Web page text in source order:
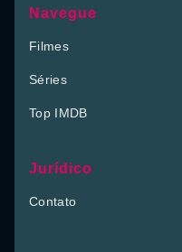
Navegue
Filmes
Séries
Top IMDB
Jurídico
Contato